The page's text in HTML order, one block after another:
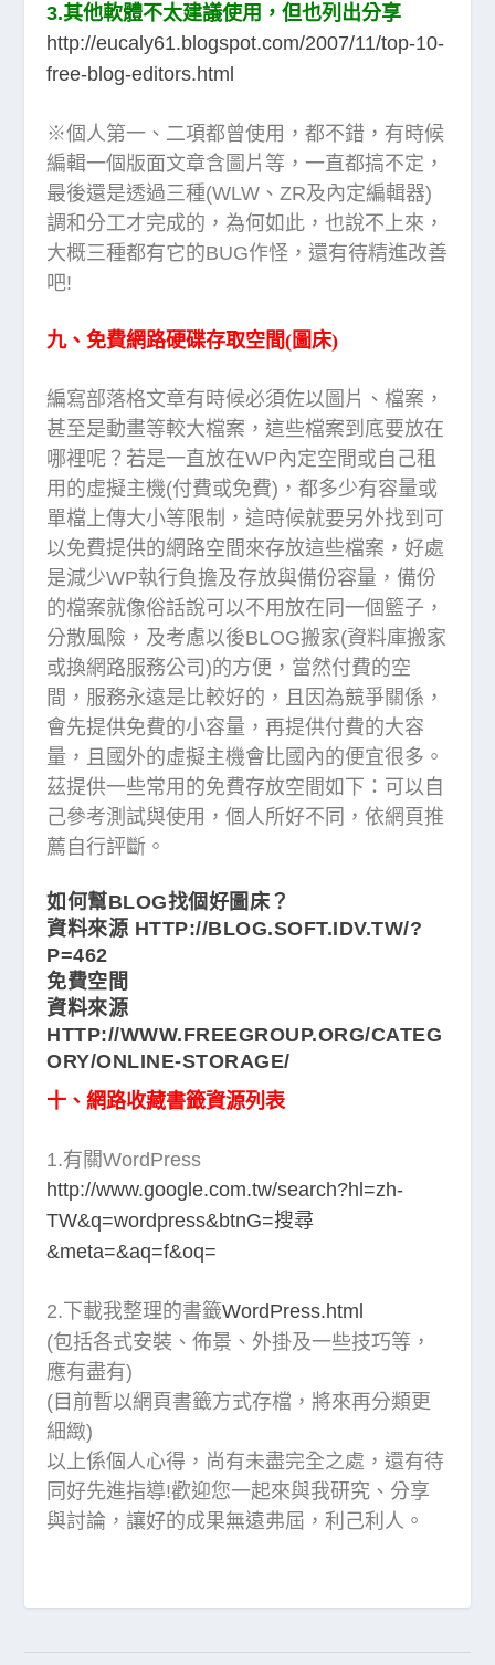
3.其他軟體不太建議使用，但也列出分享
http://eucaly61.blogspot.com/2007/11/top-10-
free-blog-editors.html
※個人第一、二項都曾使用，都不錯，有時候
編輯一個版面文章含圖片等，一直都搞不定，
最後還是透過三種(WLW、ZR及內定編輯器)
調和分工才完成的，為何如此，也說不上來，
大概三種都有它的BUG作怪，還有待精進改善
吧!
九、免費網路硬碟存取空間(圖床)
編寫部落格文章有時候必須佐以圖片、檔案，
甚至是動畫等較大檔案，這些檔案到底要放在
哪裡呢？若是一直放在WP內定空間或自己租
用的虛擬主機(付費或免費)，都多少有容量或
單檔上傳大小等限制，這時候就要另外找到可
以免費提供的網路空間來存放這些檔案，好處
是減少WP執行負擔及存放與備份容量，備份
的檔案就像俗話說可以不用放在同一個籃子，
分散風險，及考慮以後BLOG搬家(資料庫搬家
或換網路服務公司)的方便，當然付費的空
間，服務永遠是比較好的，且因為競爭關係，
會先提供免費的小容量，再提供付費的大容
量，且國外的虛擬主機會比國內的便宜很多。
茲提供一些常用的免費存放空間如下：可以自
己參考測試與使用，個人所好不同，依網頁推
薦自行評斷。
如何幫BLOG找個好圖床？
資料來源 HTTP://BLOG.SOFT.IDV.TW/?
P=462
免費空間
資料來源
HTTP://WWW.FREEGROUP.ORG/CATEG
ORY/ONLINE-STORAGE/
十、網路收藏書籤資源列表
1.有關WordPress
http://www.google.com.tw/search?hl=zh-
TW&q=wordpress&btnG=搜尋
&meta=&aq=f&oq=
2.下載我整理的書籤WordPress.html
(包括各式安裝、佈景、外掛及一些技巧等，
應有盡有)
(目前暫以網頁書籤方式存檔，將來再分類更
細緻)
以上係個人心得，尚有未盡完全之處，還有待
同好先進指導!歡迎您一起來與我研究、分享
與討論，讓好的成果無遠弗屆，利己利人。